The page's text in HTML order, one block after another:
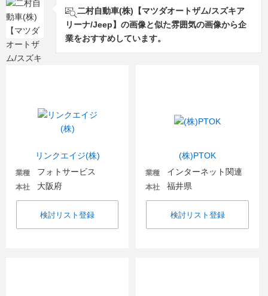
二村自動車(株)【マツダオートザム/スズキア
リーナ/Jeep】の画像と似た雰囲気の画像から企
業をおすすめしています。
リンクエイジ(株)
業種 フォトサービス
本社 大阪府
検討リスト登録
(株)PTOK
業種 インターネット関連
本社 福井県
検討リスト登録